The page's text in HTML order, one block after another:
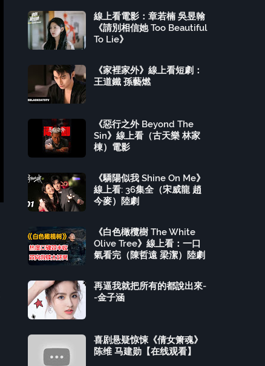
線上看電影：章若楠 吳昱翰
《請別相信她 Too Beautiful
To Lie》
《家裡家外》線上看短劇：
王道鐵 孫藝燃
《惡行之外 Beyond The
Sin》線上看（古天樂 林家
棟）電影
《驕陽似我 Shine On Me》
線上看: 36集全（宋威龍 趙
今麥）陸劇
《白色橄欖樹 The White
Olive Tree》線上看：一口
氣看完（陳哲遠 梁潔）陸劇
再逼我就把所有的都說出來-
-金子涵
喜剧悬疑惊悚《倩女箫魂》
陈维 马建勋【在线观看】